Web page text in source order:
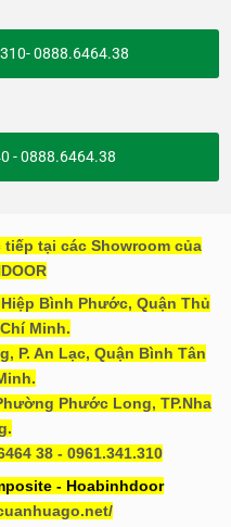
0888.6464.38
- 0888.6464.38
tại các Showroom của
Bình Phước, Quận Thủ
Minh.
P. An Lạc, Quận Bình Tân
Phước Long, TP.Nha
38 - 0961.341.310
- Hoabinhdoor